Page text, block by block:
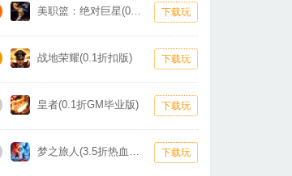
美职篮：绝对巨星(0.1折卡牌) 下载玩
战地荣耀(0.1折扣版) 下载玩
皇者(0.1折GM毕业版) 下载玩
梦之旅人(3.5折热血霸业) 下载玩